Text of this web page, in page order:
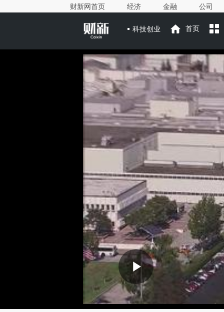
财新网首页 经济 金融 公司
科技创业 首页